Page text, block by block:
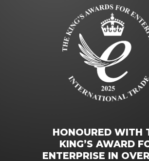
HONOURED WITH
KING’S AWARD
ENTERPRISE IN